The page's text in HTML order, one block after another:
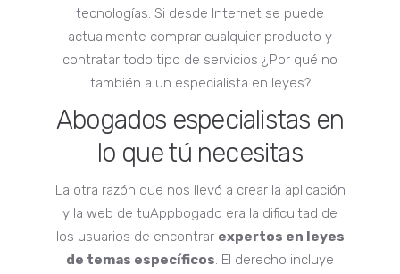
tecnologías. Si desde Internet se puede
actualmente comprar cualquier producto y
contratar todo tipo de servicios ¿Por qué no
también a un especialista en leyes?
Abogados especialistas en
lo que tú necesitas
La otra razón que nos llevó a crear la aplicación
y la web de tuAppbogado era la dificultad de
los usuarios de encontrar expertos en leyes
de temas específicos. El derecho incluye